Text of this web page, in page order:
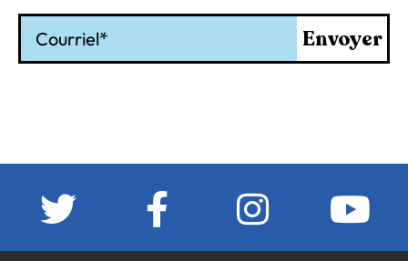
Envoyer